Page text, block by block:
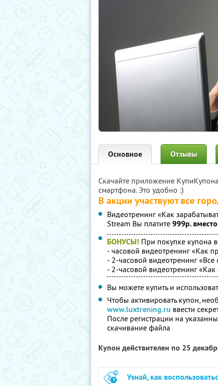
Основное Отзывы
Скачайте приложение
смартфона. Это удобно :)
В акции участвуют все
Видеотренинг «Как
Stream Вы платите 999р.
БОНУСЫ! При покупке купона
- часовой видеотренинг «Как
- 2-часовой видеотренинг
- 2-часовой видеотренинг «Как
Вы можете купить и
Чтобы активировать купон,
www.luxtrening.ru ввести
После регистрации на
скачивание файла
Купон действителен по 25
Узнай, как